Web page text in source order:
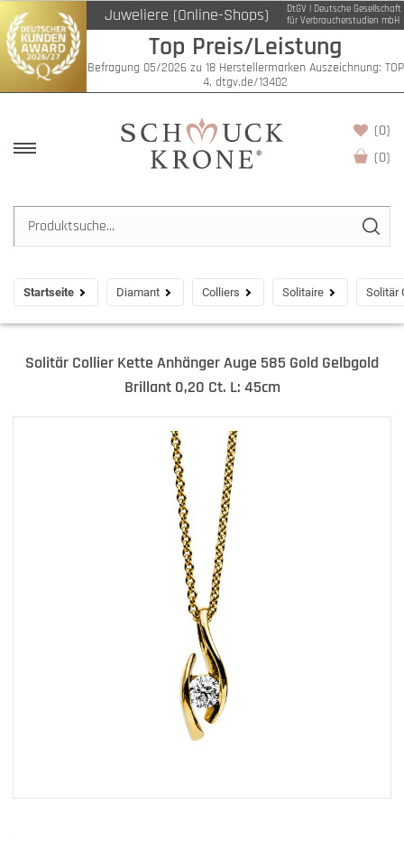
Juweliere (Online-Shops)
DtGV | Deutsche Gesellschaft
für Verbraucherstudien mbH
Top Preis/Leistung
Befragung 05/2026 zu 18 Herstellermarken Auszeichnung: TOP
4, dtgv.de/13402
(0)
(0)
Startseite Diamant Colliers Solitaire Solitär
Solitär Collier Kette Anhänger Auge 585 Gold Gelbgold
Brillant 0,20 Ct. L: 45cm